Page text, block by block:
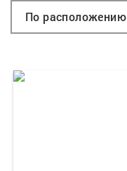
По расположению